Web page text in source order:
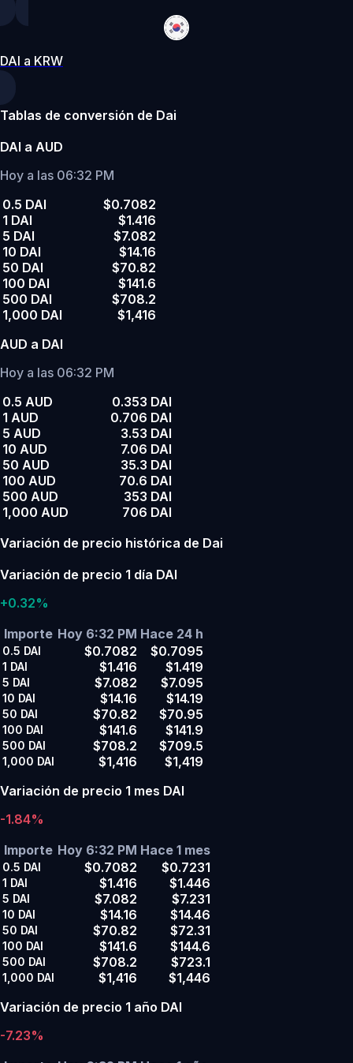
DAI a KRW
Tablas de conversión de Dai
DAI a AUD
Hoy a las 06:32 PM
0.5 DAI
$0.7082
1 DAI
$1.416
5 DAI
$7.082
10 DAI
$14.16
50 DAI
$70.82
100 DAI
$141.6
500 DAI
$708.2
1,000 DAI
$1,416
AUD a DAI
Hoy a las 06:32 PM
0.5 AUD
0.353 DAI
1 AUD
0.706 DAI
5 AUD
3.53 DAI
10 AUD
7.06 DAI
50 AUD
35.3 DAI
100 AUD
70.6 DAI
500 AUD
353 DAI
1,000 AUD
706 DAI
Variación de precio histórica de Dai
Variación de precio 1 día DAI
+0.32%
Importe Hoy 6:32 PM Hace 24 h
0.5 DAI $0.7082 $0.7095
1 DAI $1.416 $1.419
5 DAI $7.082 $7.095
10 DAI $14.16 $14.19
50 DAI $70.82 $70.95
100 DAI $141.6 $141.9
500 DAI $708.2 $709.5
1,000 DAI $1,416
$1,419
Variación de precio 1 mes DAI
-1.84%
Importe Hoy 6:32 PM Hace 1 mes
0.5 DAI $0.7082 $0.7231
1 DAI $1.416 $1.446
5 DAI $7.082 $7.231
10 DAI $14.16 $14.46
50 DAI $70.82 $72.31
100 DAI $141.6 $144.6
500 DAI $708.2 $723.1
1,000 DAI $1,416
$1,446
Variación de precio 1 año DAI
-7.23%